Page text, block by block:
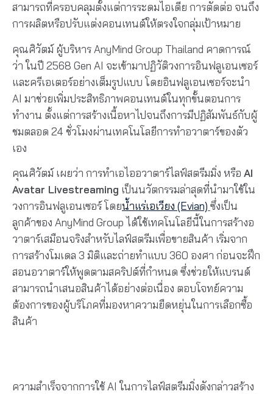
สามารถที่ครอบคลุมตั้งแต่การระดมไอเดีย การตัดต่อ จนถึง
การผลิตหรือปรับแต่งคอนเทนต์ให้ตรงใจกลุ่มเป้าหมาย
คุณศิวัตม์ ผู้บริหาร AnyMind Group Thailand คาดการณ์
ว่า ในปี 2568 Gen AI จะเข้ามาปฏิวัติวงการอินฟลูเอนเซอร์
และครีเอเตอร์อย่างเต็มรูปแบบ โดยอินฟลูเอนเซอร์จะนำ
AI มาช่วยเพิ่มประสิทธิภาพคอนเทนต์ในทุกขั้นตอนการ
ทำงาน ตั้งแต่การสร้างเนื้อหาไปจนถึงการมีปฏิสัมพันธ์กับผู้
ชมตลอด 24 ชั่วโมงผ่านเทคโนโลยีการทำอวาตาร์ของตัว
เอง
คุณศิวัตม์ เผยว่า การทำเอไออวาตาร์ไลฟ์สตรีมมิ่ง หรือ AI
Avatar Livestreaming เป็นนวัตกรรมล่าสุดที่นำมาใช้ใน
วงการอินฟลูเอนเซอร์ โดยน้ำแร่เอเวียง (Evian) ซึ่งเป็น
ลูกค้าของ AnyMind Group ได้ใช้เทคโนโลยีนี้ในการสร้างอ
วาตาร์เสมือนจริงสำหรับไลฟ์สตรีมเพื่อขายสินค้า เริ่มจาก
การสร้างโมเดล 3 มิติและถ่ายทำแบบ 360 องศา ก่อนจะฝึก
สอนอวาตาร์ให้พูดตามสคริปต์ที่กำหนด ซึ่งช่วยให้แบรนด์
สามารถนำเสนอสินค้าได้อย่างต่อเนื่อง ตอบโจทย์ความ
ต้องการของผู้บริโภคที่มองหาความยืดหยุ่นในการเลือกซื้อ
สินค้า
ความสำเร็จจากการใช้ AI ในการไลฟ์สตรีมมิ่งดังกล่าวสร้าง